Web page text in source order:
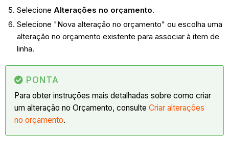
Selecione Alterações no orçamento.
Selecione "Nova alteração no orçamento" ou escolha uma
alteração no orçamento existente para associar à item de
linha.
PONTA
Para obter instruções mais detalhadas sobre como criar
um alteração no Orçamento, consulteCriar alterações
no orçamento.